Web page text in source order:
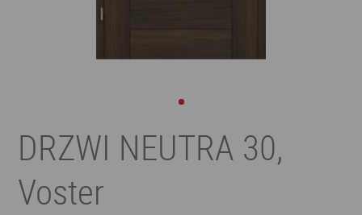
DRZWI NEUTRA 30,
Voster